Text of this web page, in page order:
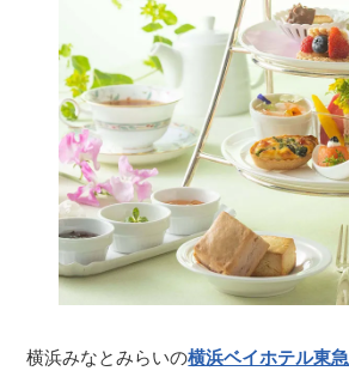
横浜みなとみらいの横浜ベイホテル東急